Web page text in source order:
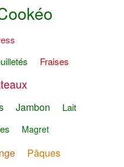
Fraises
Jambon Lait
Magret
Pâques